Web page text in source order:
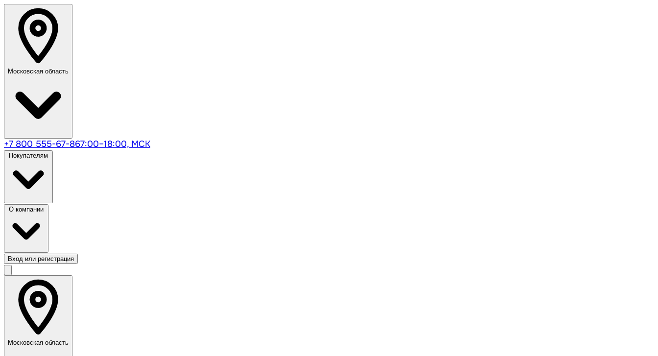
Московская область
+7 800 555-67-867:00–18:00, МСК
Вход или регистрация
Московская область